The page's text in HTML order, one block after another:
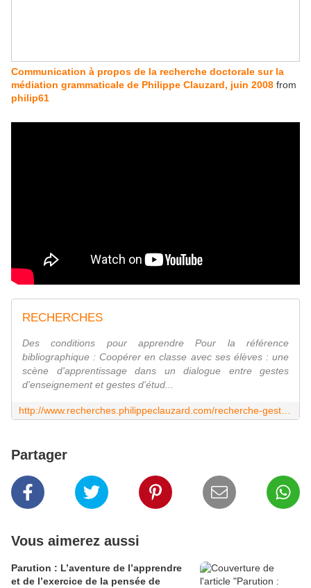
Communication à propos de la recherche doctorale sur la
médiation grammaticale de Philippe Clauzard, juin 2008 from
philip61
RECHERCHES
Des conditions pour apprendre Pour la référence
bibliographique : Coopérer en classe avec ses élèves : une
scène d'apprentissage dans un dialogue entre gestes
d'enseignement et gestes d'étud...
Partager
Vous aimerez aussi
Parution : L’aventure de l’apprendre
et de l’exercice de la pensée de